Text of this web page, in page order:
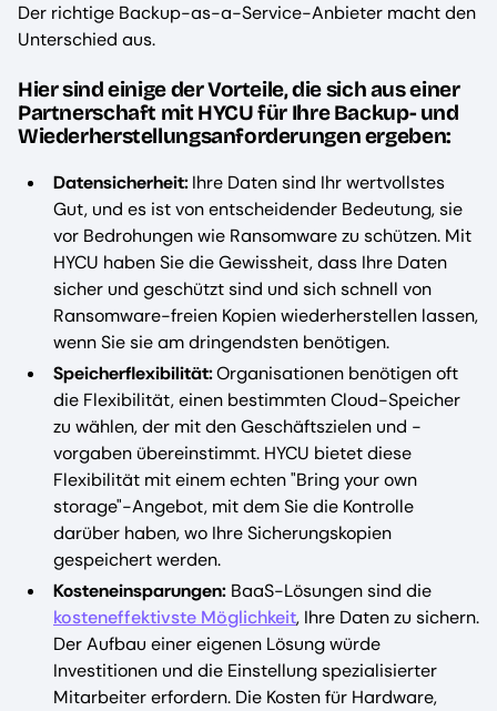
Der richtige Backup-as-a-Service-Anbieter macht den
Unterschied aus.
Hier sind einige der Vorteile, die sich aus einer
Partnerschaft mit HYCU für Ihre Backup- und
Wiederherstellungsanforderungen ergeben:
Datensicherheit:Ihre Daten sind Ihr wertvollstes
Gut, und es ist von entscheidender Bedeutung, sie
vor Bedrohungen wie Ransomware zu schützen. Mit
HYCU haben Sie die Gewissheit, dass Ihre Daten
sicher und geschützt sind und sich schnell von
Ransomware-freien Kopien wiederherstellen lassen,
wenn Sie sie am dringendsten benötigen.
Speicherflexibilität:Organisationen benötigen oft
die Flexibilität, einen bestimmten Cloud-Speicher
zu wählen, der mit den Geschäftszielen und -
vorgaben übereinstimmt. HYCU bietet diese
Flexibilität mit einem echten "Bring your own
storage"-Angebot, mit dem Sie die Kontrolle
darüber haben, wo Ihre Sicherungskopien
gespeichert werden.
Kosteneinsparungen: BaaS-Lösungen sind die
kosteneffektivste Möglichkeit, Ihre Daten zu sichern.
Der Aufbau einer eigenen Lösung würde
Investitionen und die Einstellung spezialisierter
Mitarbeiter erfordern. Die Kosten für Hardware,